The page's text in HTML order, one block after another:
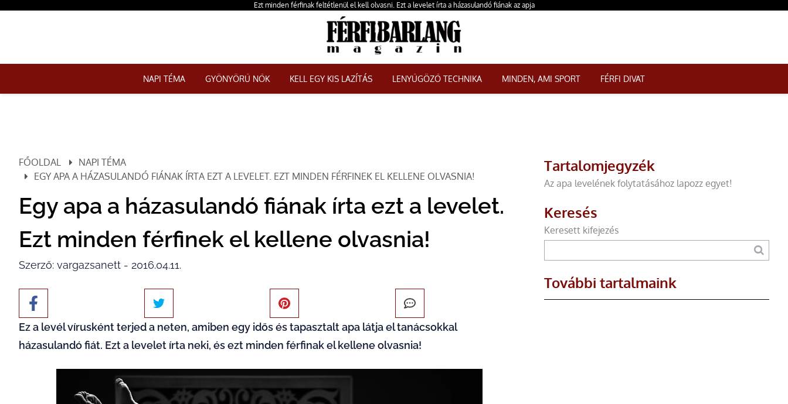
Ezt minden férfinak feltétlenül el kell olvasni. Ezt a levelet írta a házasulandó fiának az apja
NAPI TÉMA GYÖNYÖRŰ NŐK KELL EGY KIS LAZÍTÁS LENYŰGÖZŐ TECHNIKA MINDEN, AMI SPORT FÉRFI DIVAT
FŐOLDAL
NAPI TÉMA
EGY APA A HÁZASULANDÓ FIÁNAK ÍRTA EZT A LEVELET. EZT MINDEN FÉRFINEK EL KELLENE OLVASNIA!
Egy apa a házasulandó fiának írta ezt a levelet.
Ezt minden férfinek el kellene olvasnia!
Szerző: vargazsanett - 2016.04.11.
Ez a levél vírusként terjed a neten, amiben egy idős és tapasztalt apa látja el tanácsokkal
házasulandó fiát. Ezt a levelet írta neki, és ezt minden férfinak el kellene olvasnia!
Tartalomjegyzék
Az apa levelének folytatásához lapozz egyet!
Keresés
Keresett kifejezés
További tartalmaink